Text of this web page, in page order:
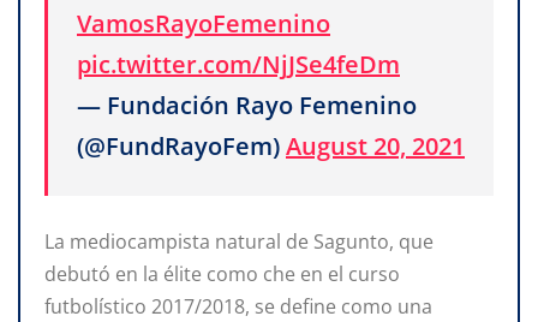
VamosRayoFemenino
pic.twitter.com/NjJSe4feDm
— Fundación Rayo Femenino
(@FundRayoFem)August 20, 2021
La mediocampista natural de Sagunto, que
debutó en la élite como che en el curso
futbolístico 2017/2018, se define como una